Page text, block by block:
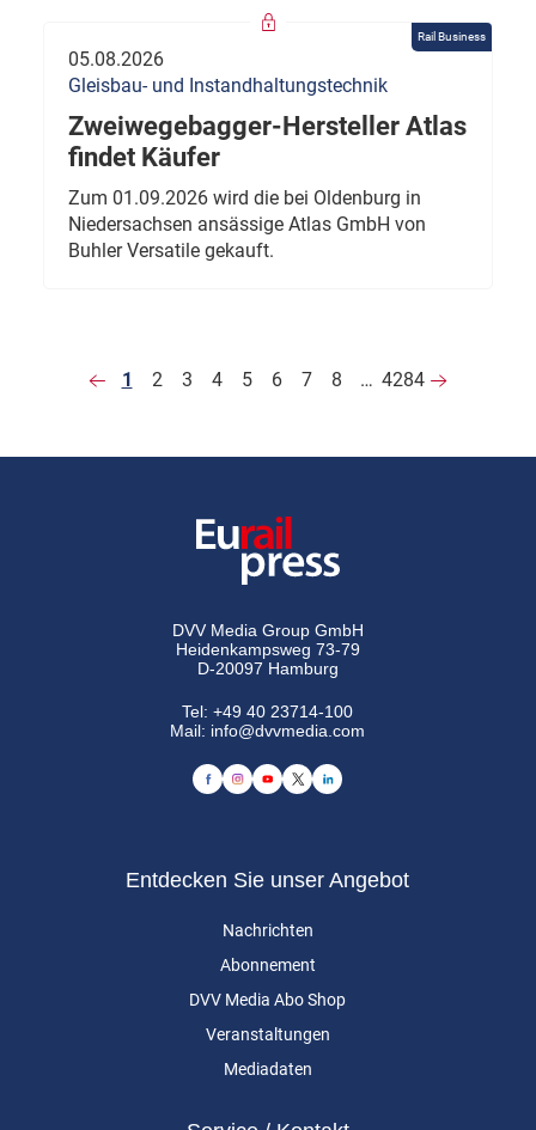
Rail Business
05.08.2026
Gleisbau- und Instandhaltungstechnik
Zweiwegebagger-Hersteller Atlas
findet Käufer
Zum 01.09.2026 wird die bei Oldenburg in
Niedersachsen ansässige Atlas GmbH von
Buhler Versatile gekauft.
1 2 3 4 5 6 7 8 … 4284
DVV Media Group GmbH
Heidenkampsweg 73-79
D-20097 Hamburg
Tel:+49 40 23714-100
Mail: info@dvvmedia.com
Entdecken Sie unser Angebot
Nachrichten
Abonnement
DVV Media Abo Shop
Veranstaltungen
Mediadaten